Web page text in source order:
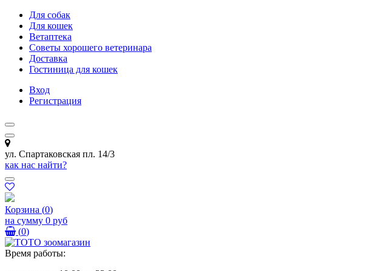
Для собак
Для кошек
Ветаптека
Советы хорошего ветеринара
Доставка
Гостиница для кошек
Вход
Регистрация
ул. Спартаковская пл. 14/3
как нас найти?
Корзина (0)
на сумму 0 руб
(0)
Время работы: